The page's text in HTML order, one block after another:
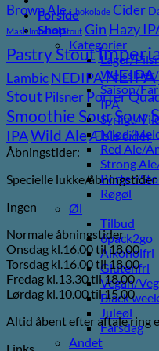
Forside
Shop
Kategorier
Lager/
Saison/
IPA
Syrligt/
Mjød/
Red Ale/
Strong
Porter/
Røgøl
Øl
Tilbud
6pack2go
Alkoholfri
Glutenfri
Vegan/
Black week
Juleøl
Farsdag
Andet
Brown Ale Chokolade Cider
Mash Imperial Stout Gin Hazy
Pastry Stout
Lambic NEDIPANEIPA
Stout Pilsner Porter
Smoothie SourSour
IPAWild Ale Æble cider
Åbningstider:
Specielle lukke/åbningstider
Ingen
Normale åbningstider
Onsdag kl.16.00 til 18.00
Torsdag kl.16.00 til 18.00
Fredag kl.13.30 til 18.00
Lørdag kl.10.00 til 15.00
Altid åbent efter aftale ring